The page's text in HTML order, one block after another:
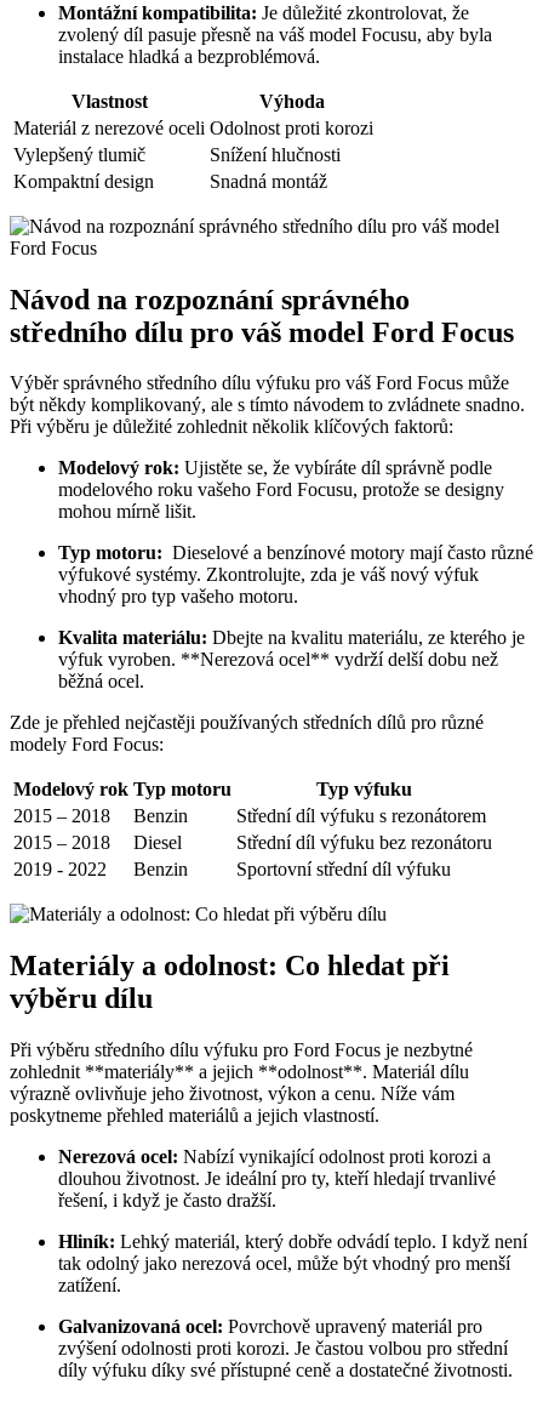
Montážní kompatibilita: Je důležité zkontrolovat,‍ že
zvolený‍ díl ⁣pasuje přesně na‌ váš model Focusu, aby ⁤byla
⁤instalace hladká a ⁢bezproblémová.
Vlastnost
Výhoda
Materiál z ‌nerezové oceli Odolnost proti korozi
Vylepšený ‌tlumič
Snížení hlučnosti
Kompaktní design
Snadná montáž
Návod ⁣na rozpoznání správného‍
středního dílu pro váš model ‌Ford⁢ Focus
Výběr správného středního dílu ⁢výfuku pro⁣ váš Ford Focus může‌
být‍ někdy komplikovaný, ale s tímto ⁤návodem to ⁤zvládnete snadno.
Při výběru je důležité⁣ zohlednit několik klíčových faktorů:
Modelový rok: Ujistěte se, že ⁣vybíráte díl správně podle
modelového roku vašeho Ford⁤ Focusu, protože se designy
mohou mírně lišit.
Typ motoru: ⁣ Dieselové a benzínové motory mají často různé
výfukové systémy.⁢ Zkontrolujte, zda je váš nový výfuk
vhodný pro typ ​vašeho motoru.
Kvalita materiálu: Dbejte na kvalitu ⁣materiálu, ⁣ze kterého je
výfuk vyroben. **Nerezová ocel** vydrží ​delší dobu než
běžná ocel.
Zde ‌je přehled nejčastěji používaných ‌středních dílů pro různé
modely‌ Ford Focus:
Modelový rok Typ motoru
Typ⁢ výfuku
2015 – ⁤2018
Benzin
Střední díl ⁣výfuku s rezonátorem
2015 – 2018
Diesel
Střední díl výfuku ​bez rezonátoru
2019 ‍- 2022
Benzin Sportovní střední díl výfuku
Materiály⁣ a‌ odolnost: Co hledat​ při
výběru dílu
Při výběru ⁢středního dílu výfuku​ pro Ford Focus je‌ nezbytné‍
zohlednit **materiály** a ‍jejich **odolnost**. Materiál dílu⁣
výrazně ​ovlivňuje ⁤jeho životnost, výkon a cenu. Níže⁤ vám
poskytneme⁣ přehled⁤ materiálů a jejich vlastností.
Nerezová ocel: Nabízí ⁣vynikající odolnost proti⁤ korozi a⁤
dlouhou‌ životnost.​ Je ideální pro​ ty, kteří hledají trvanlivé
řešení, i ⁣když je často dražší.
Hliník: Lehký materiál, který dobře odvádí teplo. I ⁢když není​
tak odolný jako nerezová ‌ocel, může být ⁢vhodný ⁤pro menší
zatížení.
Galvanizovaná ocel: Povrchově ‍upravený materiál pro
‍zvýšení ⁢odolnosti proti korozi.⁢ Je častou volbou pro střední
díly výfuku díky své přístupné ceně a dostatečné‌ životnosti.